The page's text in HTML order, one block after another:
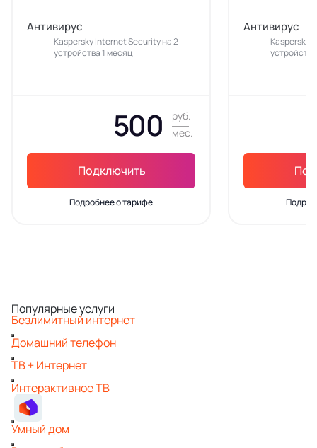
Антивирус
Kaspersky Internet Security на 2
устройства 1 месяц
500
руб.
мес.
Подключить
Подробнее о тарифе
Антивирус
Kaspersky
Популярные услуги
Безлимитный интернет
Домашний телефон
ТВ + Интернет
Интерактивное ТВ
Умный дом